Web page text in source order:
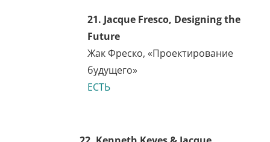
18. Charles Darwin, On The
Origin of Species
«Происхождение видов»